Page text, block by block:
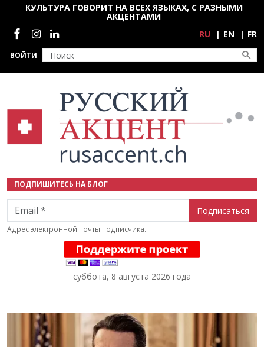
Перейти к основному содержанию
ВОЙТИ
КУЛЬТУРА ГОВОРИТ НА ВСЕХ ЯЗЫКАХ, С РАЗНЫМИ
АКЦЕНТАМИ
Социальные сети
RU EN FR
ПОДПИШИТЕСЬ НА БЛОГ
Email
Адрес электронной почты подписчика.
суббота, 8 августа 2026 года